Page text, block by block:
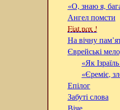
«О, знаю я,
Ангел помсти
Fiat nox !
На вічну
Єврейські
«Як
«Єреміє,
Епілог
Забуті слова
Віче